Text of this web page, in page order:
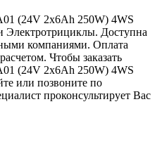
(24V 2x6Ah 250W) 4WS
Электротрициклы. Доступна
компаниями. Оплата
Чтобы заказать
(24V 2x6Ah 250W) 4WS
или позвоните по
проконсультирует Вас